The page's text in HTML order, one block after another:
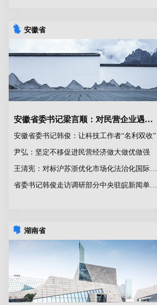
安徽省
安徽省委书记梁言顺：对民营企业遇到的事情，要少找理由、多找办法
安徽省委书记韩俊：让科技工作者“名利双收”
尹弘：坚定不移促进民营经济做大做优做强
王清宪：对标沪苏浙优化市场化法治化国际化营商环境
省委书记韩俊走访调研部分中央驻皖新闻单位并召开座谈会
湖南省